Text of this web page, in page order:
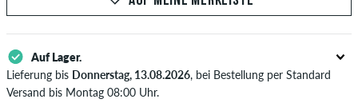
L 50/52 100-106 87-93 100-106
Auf Lager.
Lieferung bis Donnerstag, 13.08.2026, bei Bestellung per Standard
Versand bis Montag 08:00 Uhr.